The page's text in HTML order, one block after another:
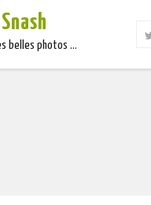
belles photos …